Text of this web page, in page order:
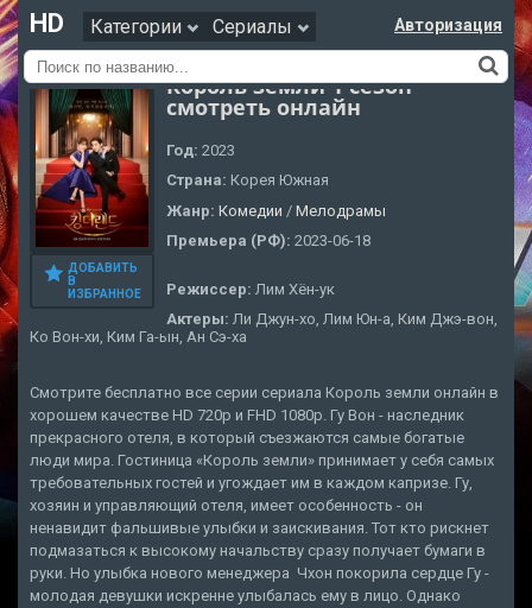
HD Категории Сериалы Авторизация
ДОБАВИТЬ
В
ИЗБРАННОЕ
Король земли 1 сезон
смотреть онлайн
Год: 2023
Страна: Корея Южная
Жанр: Комедии / Мелодрамы
Премьера (РФ): 2023-06-18
Режиссер: Лим Хён-ук
Актеры: Ли Джун-хо, Лим Юн-а, Ким Джэ-вон,
Ко Вон-хи, Ким Га-ын, Ан Сэ-ха
Смотрите бесплатно все серии сериала Король земли онлайн в
хорошем качестве HD 720p и FHD 1080p. Гу Вон - наследник
прекрасного отеля, в который съезжаются самые богатые
люди мира. Гостиница «Король земли» принимает у себя самых
требовательных гостей и угождает им в каждом капризе. Гу,
хозяин и управляющий отеля, имеет особенность - он
ненавидит фальшивые улыбки и заискивания. Тот кто рискнет
подмазаться к высокому начальству сразу получает бумаги в
руки. Но улыбка нового менеджера Чхон покорила сердце Гу -
молодая девушки искренне улыбалась ему в лицо. Однако